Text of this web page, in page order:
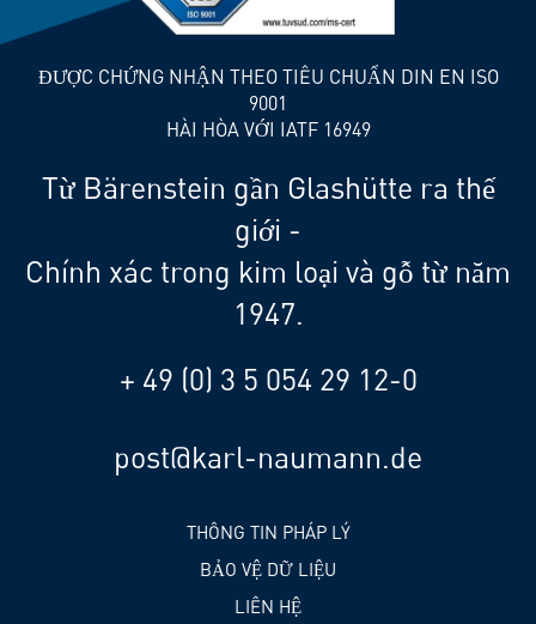
ĐƯỢC CHỨNG NHẬN THEO TIÊU CHUẨN DIN EN ISO
9001
HÀI HÒA VỚI IATF 16949
Từ Bärenstein gần Glashütte ra thế
giới -
Chính xác trong kim loại và gỗ từ năm
1947.
+ 49 (0) 3 5 054 29 12-0
post@karl-naumann.de
THÔNG TIN PHÁP LÝ
BẢO VỆ DỮ LIỆU
LIÊN HỆ